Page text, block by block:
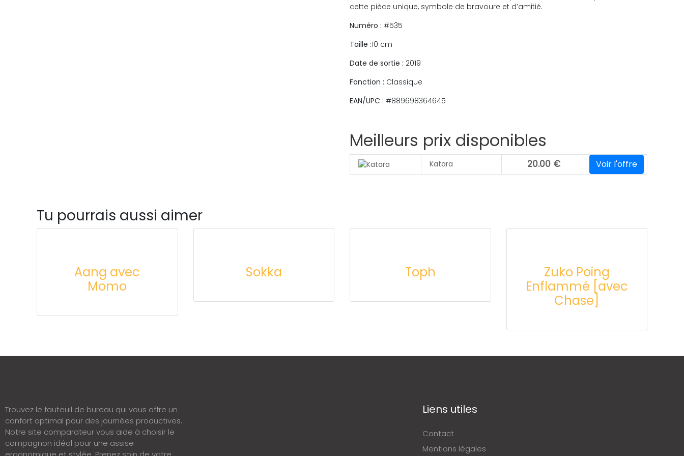
cette pièce unique, symbole de bravoure et d’amitié.
Numéro : #535
Taille :10 cm
Date de sortie : 2019
Fonction : Classique
EAN/UPC : #889698364645
Meilleurs prix disponibles
Katara 20.00 € Voir l'offre
Tu pourrais aussi aimer
Aang avec
Momo
Sokka Toph
Zuko Poing
Enflammé [avec
Chase]
Trouvez le fauteuil de bureau qui vous offre un
confort optimal pour des journées productives.
Notre site comparateur vous aide à choisir le
compagnon idéal pour une assise
Liens utiles
Contact
Mentions légales